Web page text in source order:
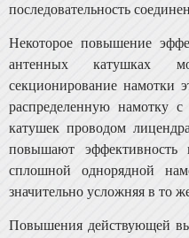
последовательность
Некоторое повышение
антенных катушках
секционирование намотки
распределенную намотку
катушек проводом
повышают
сплошной однорядной
значительно усложняя в то
Повышения действующей